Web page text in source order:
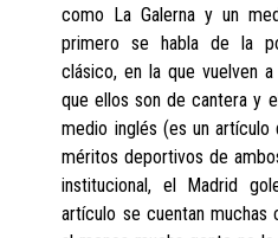
como La Galerna y un
primero se habla de la
clásico, en la que vuelven
que ellos son de cantera y
medio inglés (es un
méritos deportivos de
institucional, el Madrid
artículo se cuentan muchas